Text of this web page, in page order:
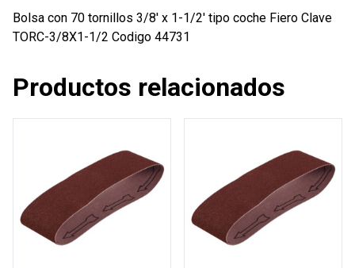
Bolsa con 70 tornillos 3/8′ x 1-1/2′ tipo coche Fiero Clave
TORC-3/8X1-1/2 Codigo 44731
Productos relacionados